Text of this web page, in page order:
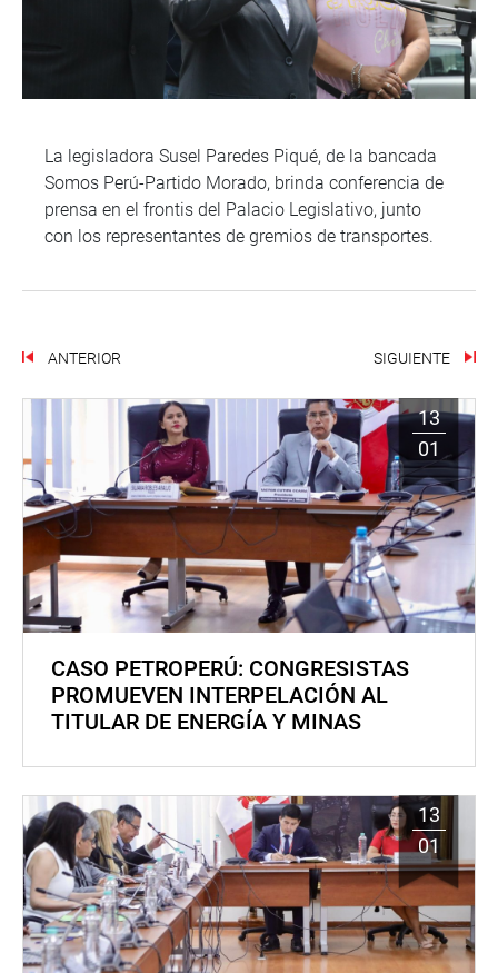
La legisladora Susel Paredes Piqué, de la bancada
Somos Perú-Partido Morado, brinda conferencia de
prensa en el frontis del Palacio Legislativo, junto
con los representantes de gremios de transportes.
ANTERIOR SIGUIENTE
13
01
CASO PETROPERÚ: CONGRESISTAS
PROMUEVEN INTERPELACIÓN AL
TITULAR DE ENERGÍA Y MINAS
13
01